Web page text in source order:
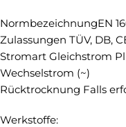
NormbezeichnungEN
Zulassungen TÜV, DB,
Stromart Gleichstrom
Wechselstrom (~)
Rücktrocknung Falls
Werkstoffe: